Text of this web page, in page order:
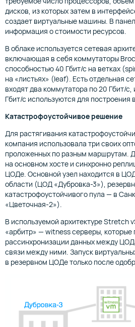
дисков, из которых затем в
создает виртуальные машины. В
информация о стоимости ресурсов.
В облаке используется сетевая
включающая в себя коммутаторы
способностью 40 Гбит/с на ветках
на «листьях» (leaf). Есть отдельная
входят два коммутатора по 20 Гбит/с,
Гбит/с используются для построения
Катастрофоустойчивое решение
Для растягивания
компания использовала три своих
проложенных по разным маршрутам.
на основном хосте и синхронно
ЦОДе. Основной узел находится в
области (ЦОД «Дубровка-3»),
катастрофоустойчивого пула — в
«Цветочная-2»).
В используемой архитектуре Stretch
«арбитр» — witness серверы, которые
рассинхронизации данных между
связи между ними. Запуск
в резервном ЦОДе только после